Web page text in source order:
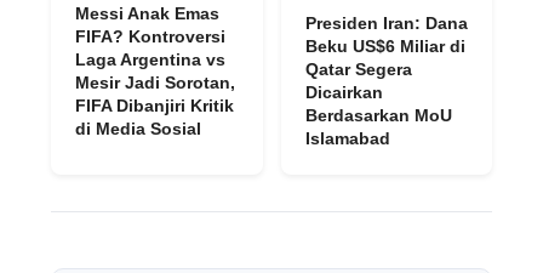
Messi Anak Emas
FIFA? Kontroversi
Laga Argentina vs
Mesir Jadi Sorotan,
FIFA Dibanjiri Kritik
di Media Sosial
Presiden Iran: Dana
Beku US$6 Miliar di
Qatar Segera
Dicairkan
Berdasarkan MoU
Islamabad